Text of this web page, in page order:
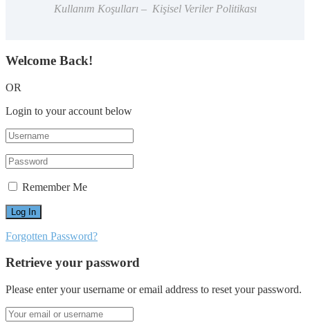
Kullanım Koşulları – Kişisel Veriler Politikası
Welcome Back!
OR
Login to your account below
Remember Me
Forgotten Password?
Retrieve your password
Please enter your username or email address to reset your password.